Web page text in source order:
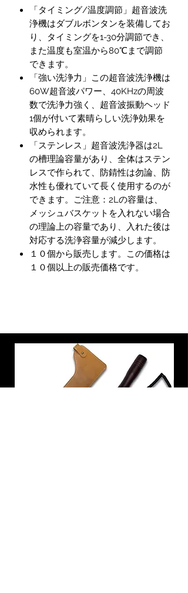
「タイミング/温度調節」超音波洗
浄機はダブルボンタンを装備してお
り、タイミングを1-30分調節でき、
また温度も室温から80℃まで調節
できます。
「強い洗浄力」この超音波洗浄機は
60W超音波パワー、40KHzの周波
数で洗浄力強く、超音波振動ヘッド
1個が付いて素晴らしい洗浄効果を
収められます。
「ステンレス」超音波洗浄器は2L
の槽理論容量があり、全体はステン
レスで作られて、防錆性は勿論、防
水性も優れていて長く使用するのが
できます。ご注意：2Lの容量は、
メッシュバスケットを入れない場合
の理論上の容量であり、入れた後は
対応する洗浄容量が減少します。
１０個から販売します。この価格は
１０個以上の販売価格です。